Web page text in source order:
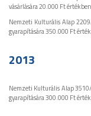
vásárlására 20.000 Ft
Nemzeti Kulturális Alap
gyarapítására 350.000 Ft
2013
Nemzeti Kulturális Alap
gyarapítására 300.000 Ft